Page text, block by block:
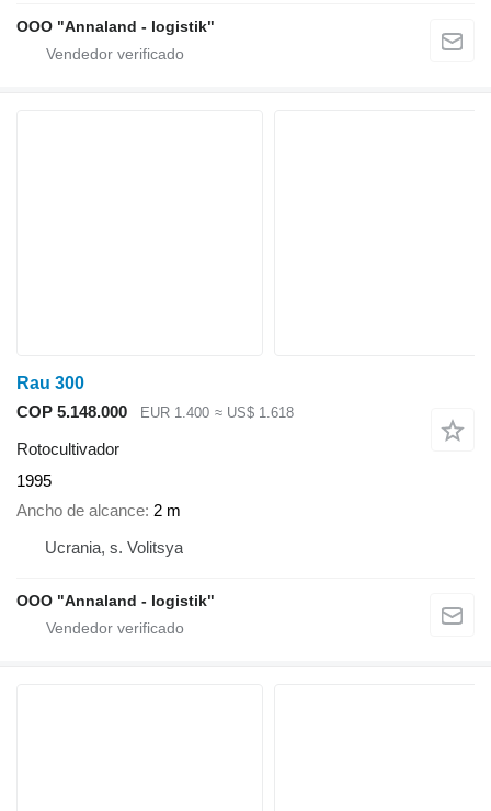
OOO "Annaland - logistik"
Rau 300
COP 5.148.000
EUR 1.400 ≈ US$ 1.618
Rotocultivador
1995
Ancho de alcance 2 m
Ucrania, s. Volitsya
OOO "Annaland - logistik"